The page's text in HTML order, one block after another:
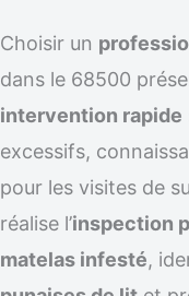
Choisir un
dans le 68500
intervention rapide
excessifs,
pour les visites de
réalise l’inspection
matelas infesté,